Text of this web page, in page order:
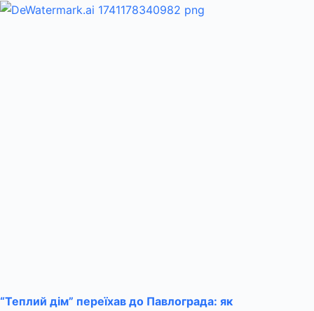
“Теплий дім” переїхав до Павлограда: як